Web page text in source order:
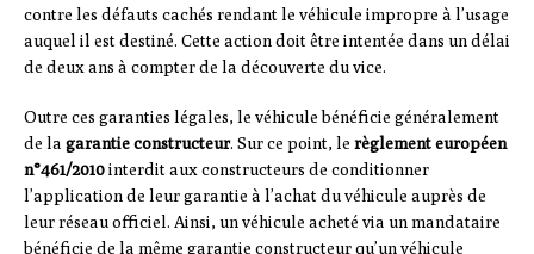
contre les défauts cachés rendant le véhicule impropre à l’usage
auquel il est destiné. Cette action doit être intentée dans un délai
de deux ans à compter de la découverte du vice.
Outre ces garanties légales, le véhicule bénéficie généralement
de la garantie constructeur. Sur ce point, le règlement européen
n°461/2010interdit aux constructeurs de conditionner
l’application de leur garantie à l’achat du véhicule auprès de
leur réseau officiel. Ainsi, un véhicule acheté via un mandataire
bénéficie de la même garantie constructeur qu’un véhicule